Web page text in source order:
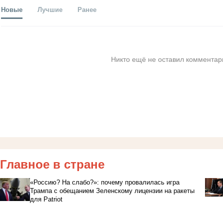
Новые Лучшие Ранее
Никто ещё не оставил
Главное в стране
«Россию? На слабо?»: почему провалилась игра
Трампа с обещанием Зеленскому лицензии на ракеты
для Patriot